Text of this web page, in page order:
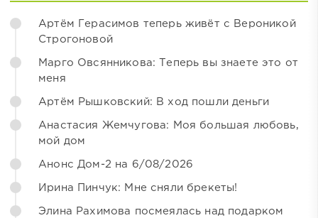
Артём Герасимов теперь живёт с Вероникой
Строгоновой
Марго Овсянникова: Теперь вы знаете это от
меня
Артём Рышковский: В ход пошли деньги
Анастасия Жемчугова: Моя большая любовь,
мой дом
Анонс Дом-2 на 6/08/2026
Ирина Пинчук: Мне сняли брекеты!
Элина Рахимова посмеялась над подарком